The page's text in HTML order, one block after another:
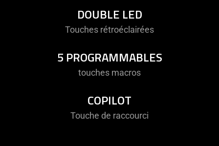
DOUBLE LED
Touches rétroéclairées
5 PROGRAMMABLES
touches macros
COPILOT
Touche de raccourci